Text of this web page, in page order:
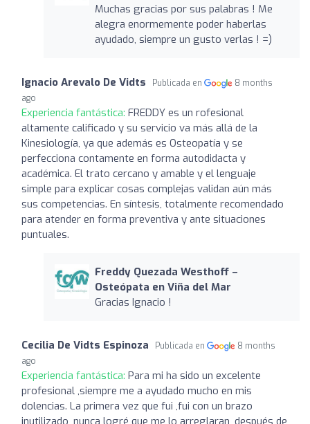
Muchas gracias por sus palabras ! Me
alegra enormemente poder haberlas
ayudado, siempre un gusto verlas ! =)
Ignacio Arevalo De Vidts Publicada en
8 months
ago
Experiencia fantástica: FREDDY es un rofesional
altamente calificado y su servicio va más allá de la
Kinesiología, ya que además es Osteopatía y se
perfecciona contamente en forma autodidacta y
académica. El trato cercano y amable y el lenguaje
simple para explicar cosas complejas validan aún más
sus competencias. En síntesis, totalmente recomendado
para atender en forma preventiva y ante situaciones
puntuales.
Freddy Quezada Westhoff –
Osteópata en Viña del Mar
Gracias Ignacio !
Cecilia De Vidts Espinoza Publicada en
8 months
ago
Experiencia fantástica: Para mi ha sido un excelente
profesional ,siempre me a ayudado mucho en mis
dolencias. La primera vez que fui ,fui con un brazo
inutilizado ,nunca logré que me lo arreglaran ,después de